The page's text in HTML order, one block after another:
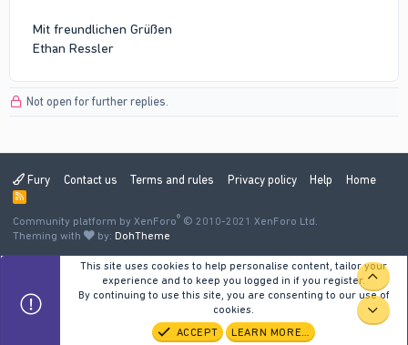
Mit freundlichen Grüßen
Ethan Ressler
Not open for further replies.
Fury Contact us Terms and rules Privacy policy Help Home
R
S
S
Community platform by XenForo® © 2010-2021 XenForo Ltd.
Theming with
by: DohTheme
This site uses cookies to help personalise content, tailor your
experience and to keep you logged in if you register.
By continuing to use this site, you are consenting to our use of
cookies.
ACCEPT
LEARN MORE…
TOP